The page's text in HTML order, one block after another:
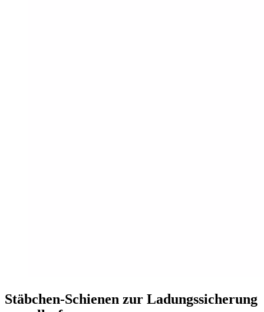
Stäbchen-Schienen zur Ladungssicherung